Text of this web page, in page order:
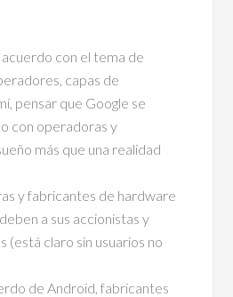
con el tema de
capas de
pensar que Google se
con operadoras y
más que una realidad
y fabricantes de hardware
a sus accionistas y
(está claro sin usuarios no
de Android, fabricantes